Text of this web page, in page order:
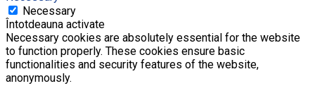
Necessary
Întotdeauna activate
Necessary cookies are absolutely essential for the website
to function properly. These cookies ensure basic
functionalities and security features of the website,
anonymously.